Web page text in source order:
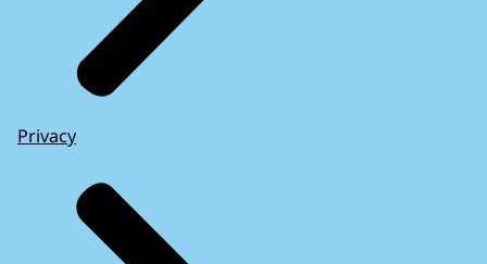
Privacy